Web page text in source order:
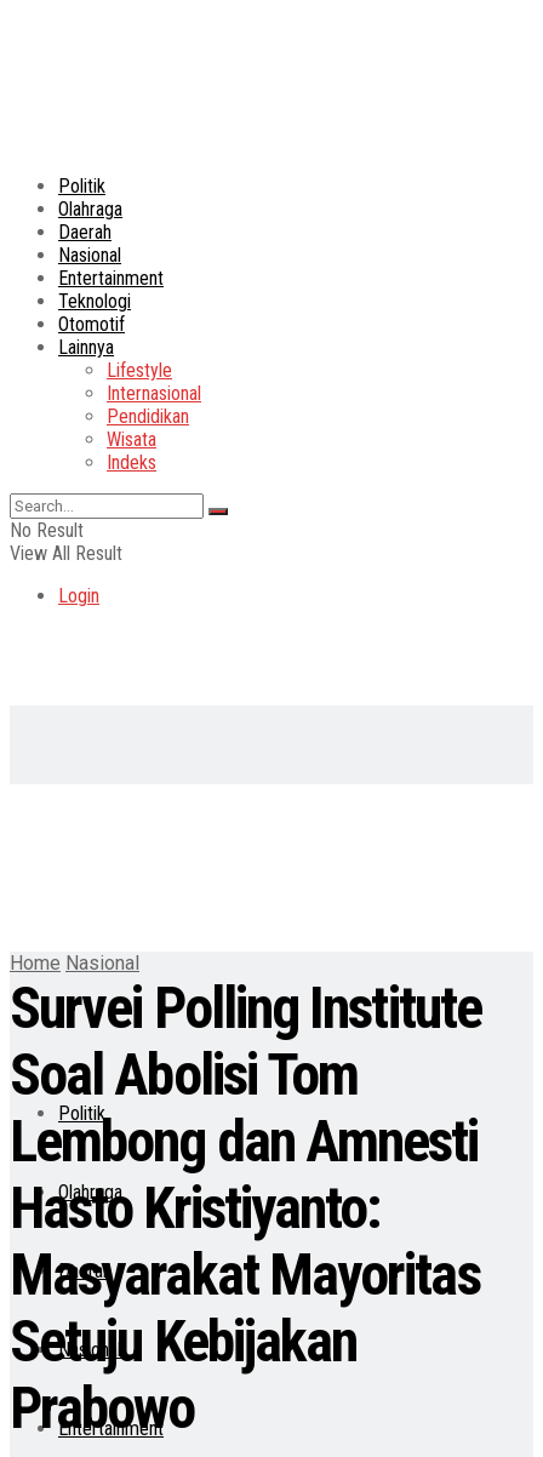
Politik
Olahraga
Daerah
Nasional
Entertainment
Teknologi
Otomotif
Lainnya
Lifestyle
Internasional
Pendidikan
Wisata
Indeks
No Result
View All Result
Login
Politik
Olahraga
Daerah
Nasional
Entertainment
Home Nasional
Survei Polling Institute
Soal Abolisi Tom
Lembong dan Amnesti
Hasto Kristiyanto:
Masyarakat Mayoritas
Setuju Kebijakan
Prabowo